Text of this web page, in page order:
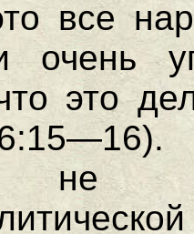
все
очень
это
не